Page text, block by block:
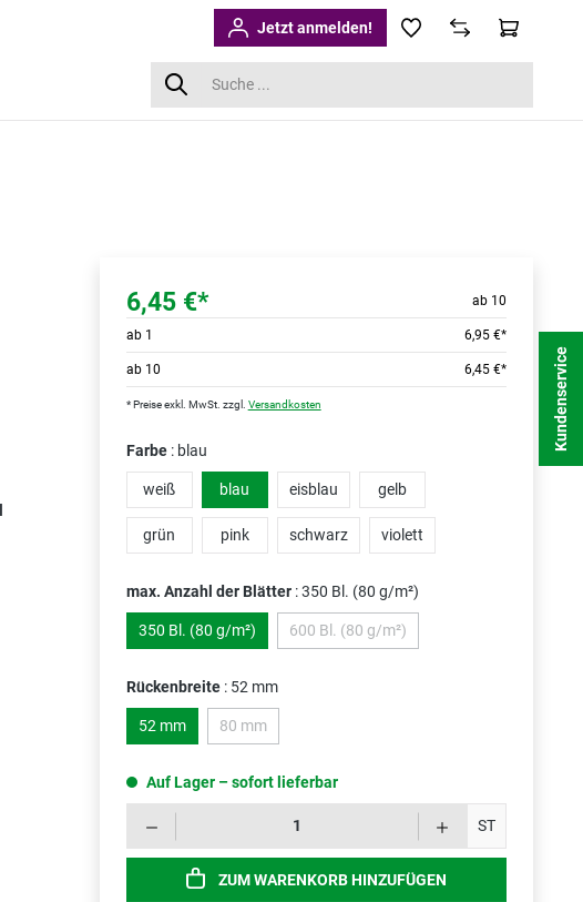
Jetzt anmelden!
6,45 €* ab 10
ab 1 6,95 €*
ab 10 6,45 €*
* Preise exkl. MwSt. zzgl. Versandkosten
Farbe : blau
weiß blau eisblau gelb
grün pink schwarz violett
max. Anzahl der Blätter : 350 Bl. (80 g/m²)
350 Bl. (80 g/m²) 600 Bl. (80 g/m²)(Diese Option ist zurzeit nicht
Rückenbreite : 52 mm
52 mm 80 mm(Diese Option ist zurzeit nicht verfügbar.)
Auf Lager – sofort lieferbar
ST
ZUM WARENKORB HINZUFÜGEN
Kundenservice